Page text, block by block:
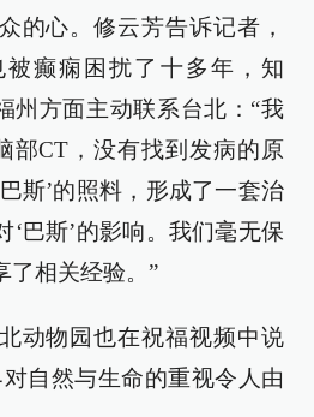
的心。修云芳告诉记者，
被癫痫困扰了十多年，知
州方面主动联系台北：“我
部CT，没有找到发病的原
斯’的照料，形成了一套治
‘巴斯’的影响。我们毫无保
了相关经验。”
动物园也在祝福视频中说
自然与生命的重视令人由